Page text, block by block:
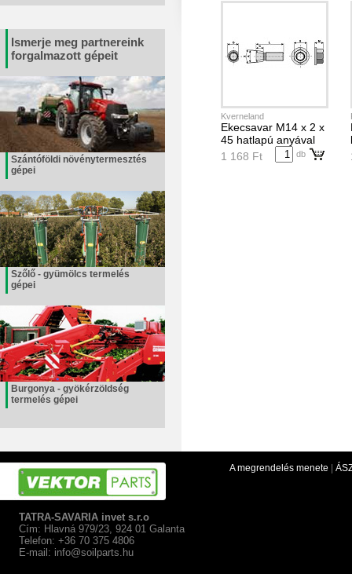
Ismerje meg partnereink
forgalmazott gépeit
Szántóföldi növénytermesztés
gépei
Szőlő - gyümölcs termelés
gépei
Burgonya - gyökérzöldség
termelés gépei
Kverneland
Ekecsavar M14 x 2 x
45 hatlapú anyával
1 168 Ft
db
TATRA-SAVARIA invet s.r.o
Cím: Hlavná 979/23, 924 01 Galanta
Telefon: +36 70 375 4806
E-mail: info@soilparts.hu
A megrendelés menete